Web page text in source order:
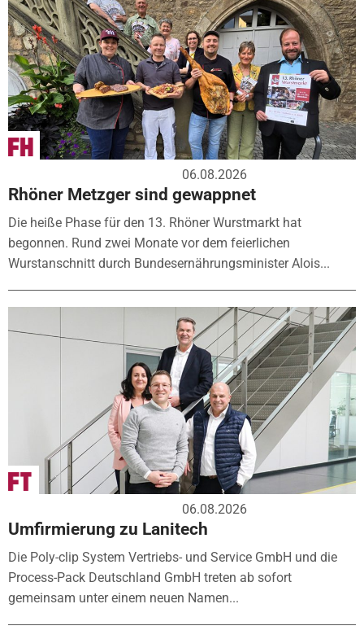
06.08.2026
Rhöner Metzger sind gewappnet
Die heiße Phase für den 13. Rhöner Wurstmarkt hat
begonnen. Rund zwei Monate vor dem feierlichen
Wurstanschnitt durch Bundesernährungsminister Alois...
06.08.2026
Umfirmierung zu Lanitech
Die Poly-clip System Vertriebs- und Service GmbH und die
Process-Pack Deutschland GmbH treten ab sofort
gemeinsam unter einem neuen Namen...